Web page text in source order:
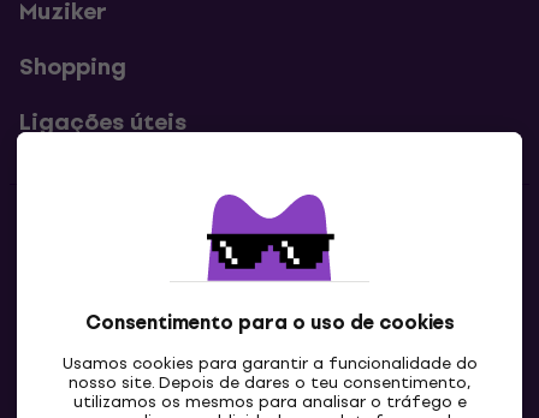
Consentimento para o uso de cookies
Usamos cookies para garantir a funcionalidade do
nosso site. Depois de dares o teu consentimento,
utilizamos os mesmos para analisar o tráfego e
Muziker
Shopping
Ligações úteis
Contatos
Contacta-nos